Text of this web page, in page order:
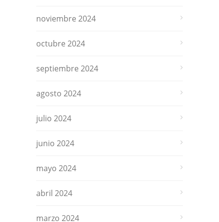
noviembre 2024
octubre 2024
septiembre 2024
agosto 2024
julio 2024
junio 2024
mayo 2024
abril 2024
marzo 2024